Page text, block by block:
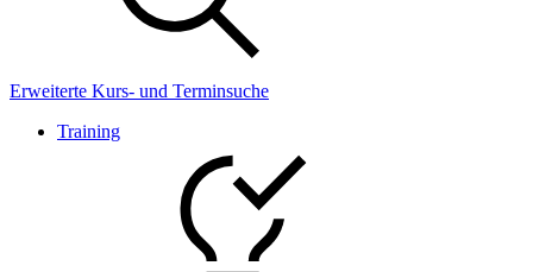
Erweiterte Kurs- und Terminsuche
Training